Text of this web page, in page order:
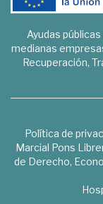
Ayudas
medianas
Recuperación,
Política de
Marcial Pons
de Derecho,